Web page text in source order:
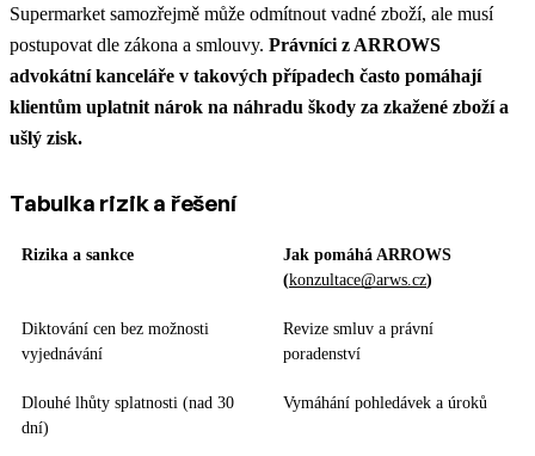
Supermarket samozřejmě může odmítnout vadné zboží, ale musí
postupovat dle zákona a smlouvy. Právníci z ARROWS
advokátní kanceláře v takových případech často pomáhají
klientům uplatnit nárok na náhradu škody za zkažené zboží a
ušlý zisk.
Tabulka rizik a řešení
Rizika a sankce
Jak pomáhá ARROWS
(konzultace@arws.cz)
Diktování cen bez možnosti
vyjednávání
Revize smluv a právní
poradenství
Dlouhé lhůty splatnosti (nad 30
dní)
Vymáhání pohledávek a úroků